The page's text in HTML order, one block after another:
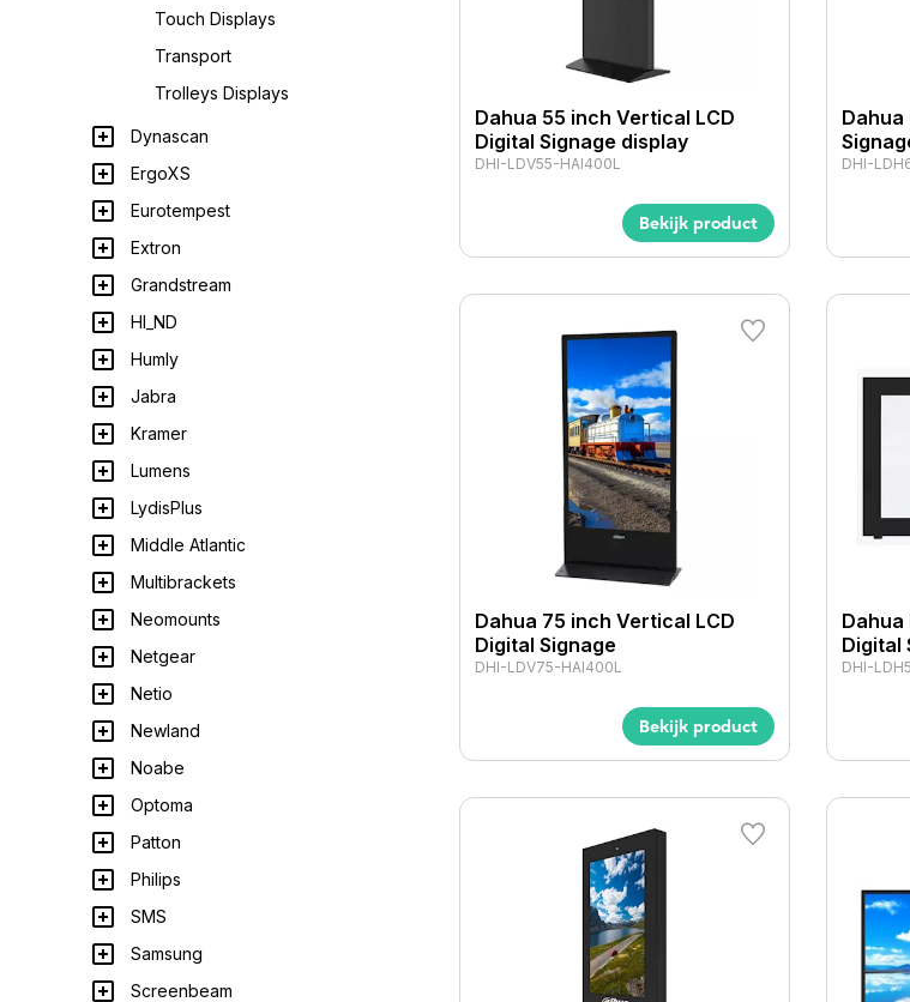
Touch Displays
Transport
Trolleys Displays
Dynascan
ErgoXS
Eurotempest
Extron
Grandstream
HI_ND
Humly
Jabra
Kramer
Lumens
LydisPlus
Middle Atlantic
Multibrackets
Neomounts
Netgear
Netio
Newland
Noabe
Optoma
Patton
Philips
SMS
Samsung
Screenbeam
Dahua 55 inch Vertical LCD
Digital Signage display
DHI-LDV55-HAI400L
Bekijk product
Dahua
DHI-
Dahua 75 inch Vertical LCD
Digital Signage
DHI-LDV75-HAI400L
Bekijk product
Dahua
Digital
DHI-